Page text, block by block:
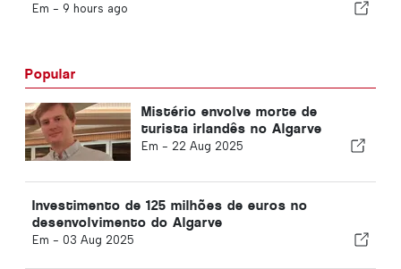
Em - 9 hours ago
Popular
Mistério envolve morte de
turista irlandês no Algarve
Em - 22 Aug 2025
Investimento de 125 milhões de euros no
desenvolvimento do Algarve
Em - 03 Aug 2025